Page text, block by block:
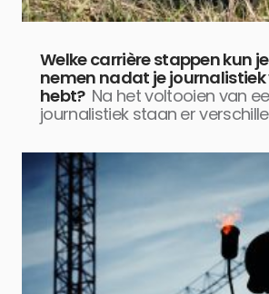
Welke carrière stappen kun
nemen nadat je
hebt? Na het voltooien van
journalistiek staan er